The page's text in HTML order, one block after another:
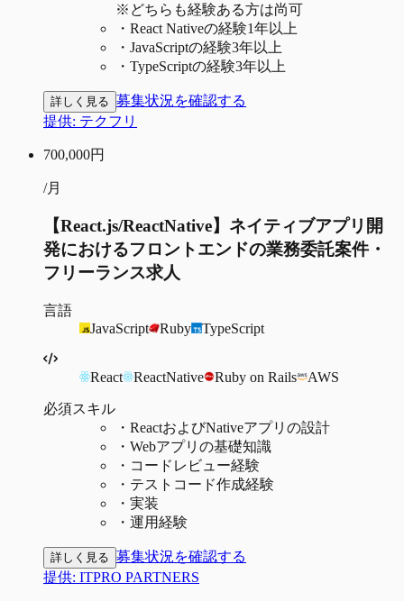
※どちらも経験ある方は尚可
・ React Nativeの経験1年以上
・ JavaScriptの経験3年以上
・ TypeScriptの経験3年以上
詳しく見る 募集状況を確認する
提供: テクフリ
700,000円
/月
【React.js/ReactNative】ネイティブアプリ開
発におけるフロントエンドの業務委託案件・
フリーランス求人
言語
JavaScript
Ruby TypeScript
React ReactNative Ruby on Rails AWS
必須スキル
・ ReactおよびNativeアプリの設計
・ Webアプリの基礎知識
・ コードレビュー経験
・ テストコード作成経験
・ 実装
・ 運用経験
詳しく見る 募集状況を確認する
提供: ITPRO PARTNERS